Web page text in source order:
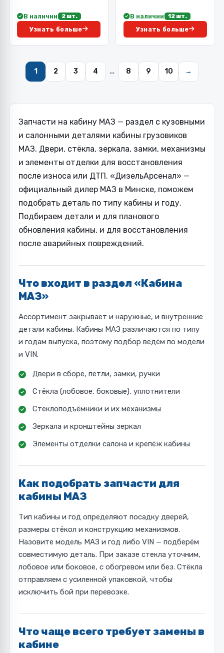
В наличии 2 шт.
Узнать больше
В наличии 12 шт.
Узнать больше
1 2 3 4 … 8 9 10 →
Запчасти на кабину МАЗ — раздел с кузовными
и салонными деталями кабины грузовиков
МАЗ. Двери, стёкла, зеркала, замки, механизмы
и элементы отделки для восстановления
после износа или ДТП. «ДизельАрсенал» —
официальный дилер МАЗ в Минске, поможем
подобрать деталь по типу кабины и году.
Подбираем детали и для планового
обновления кабины, и для восстановления
после аварийных повреждений.
Что входит в раздел «Кабина
МАЗ»
Ассортимент закрывает и наружные, и внутренние
детали кабины. Кабины МАЗ различаются по типу
и годам выпуска, поэтому подбор ведём по модели
и VIN.
Двери в сборе, петли, замки, ручки
Стёкла (лобовое, боковые), уплотнители
Стеклоподъёмники и их механизмы
Зеркала и кронштейны зеркал
Элементы отделки салона и крепёж кабины
Как подобрать запчасти для
кабины МАЗ
Тип кабины и год определяют посадку дверей,
размеры стёкол и конструкцию механизмов.
Назовите модель МАЗ и год либо VIN — подберём
совместимую деталь. При заказе стекла уточним,
лобовое или боковое, с обогревом или без. Стёкла
отправляем с усиленной упаковкой, чтобы
исключить бой при перевозке.
Что чаще всего требует замены в
кабине